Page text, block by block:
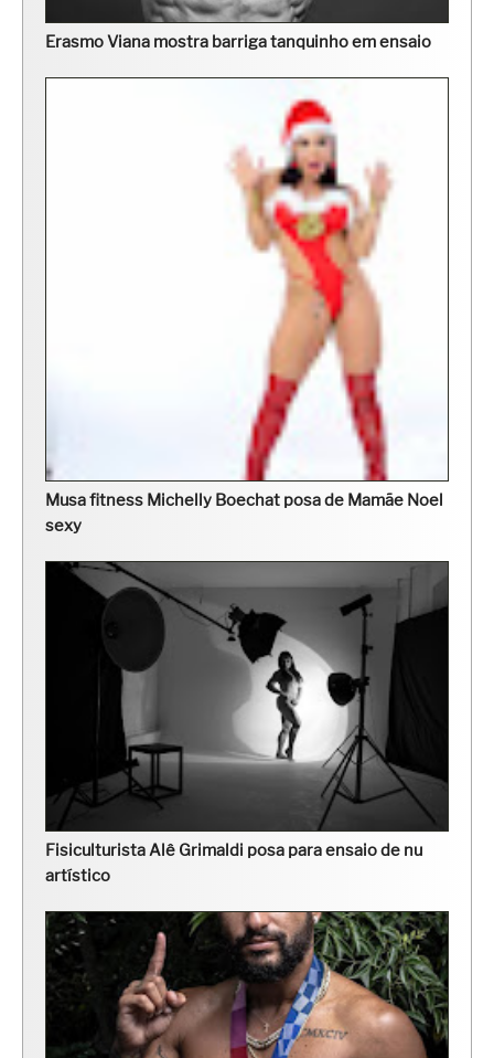
Erasmo Viana mostra barriga tanquinho em ensaio
Musa fitness Michelly Boechat posa de Mamãe Noel
sexy
Fisiculturista Alê Grimaldi posa para ensaio de nu
artístico